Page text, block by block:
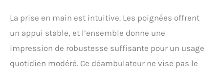
La prise en main est intuitive. Les poignées offrent
un appui stable, et l’ensemble donne une
impression de robustesse suffisante pour un usage
quotidien modéré. Ce déambulateur ne vise pas le